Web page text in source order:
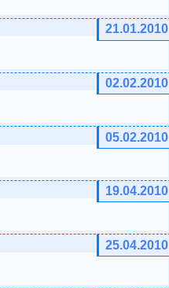
21.01.2010
02.02.2010
05.02.2010
19.04.2010
25.04.2010